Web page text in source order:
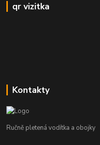
qr vizitka
Kontakty
Ručně pletená vodítka a obojky